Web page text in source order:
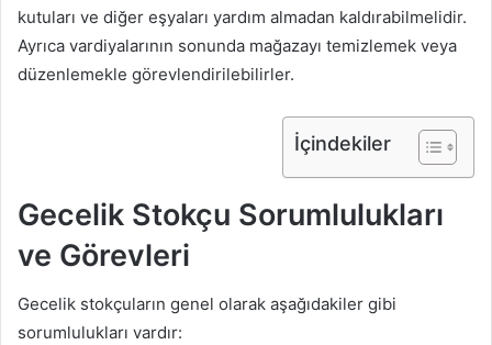
kutuları ve diğer eşyaları yardım almadan kaldırabilmelidir.
Ayrıca vardiyalarının sonunda mağazayı temizlemek veya
düzenlemekle görevlendirilebilirler.
İçindekiler
Gecelik Stokçu Sorumlulukları
ve Görevleri
Gecelik stokçuların genel olarak aşağıdakiler gibi
sorumlulukları vardır: